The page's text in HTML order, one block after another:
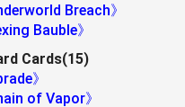
Breach》
Bauble》
Cards(15)
》
of Vapor》